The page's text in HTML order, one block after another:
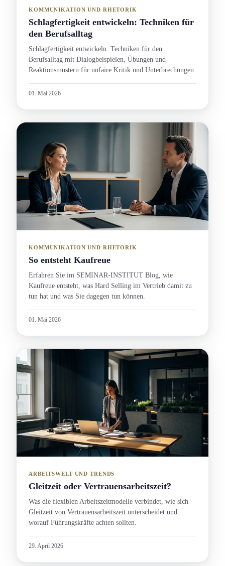
KOMMUNIKATION UND RHETORIK
Schlagfertigkeit entwickeln: Techniken für
den Berufsalltag
Schlagfertigkeit entwickeln: Techniken für den
Berufsalltag mit Dialogbeispielen, Übungen und
Reaktions­mustern für unfaire Kritik und Unterbrechung­en.
01. Mai 2026
KOMMUNIKATION UND RHETORIK
So entsteht Kaufreue
Erfahren Sie im SEMINAR-INSTITUT Blog, wie
Kaufreue entsteht, was Hard Selling im Vertrieb damit zu
tun hat und was Sie dagegen tun können.
01. Mai 2026
ARBEITSWELT UND TRENDS
Gleitzeit oder Vertrauensarbeitszeit?
Was die flexiblen Arbeitszeitmodelle verbindet, wie sich
Gleitzeit von Vertrauensarbeitszeit unterscheidet und
worauf Führungs­kräfte achten sollten.
29. April 2026